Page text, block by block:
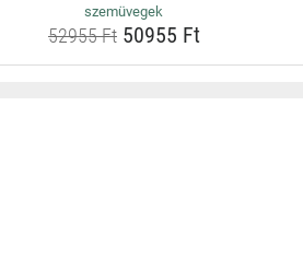
szemüvegek
52955 Ft50955 Ft